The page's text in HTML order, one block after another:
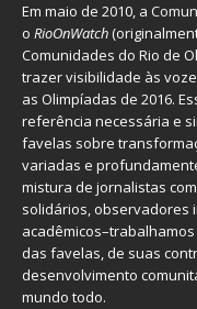
Em maio de 2010, a
o RioOnWatch
Comunidades do Rio de
trazer visibilidade às
as Olimpíadas de 2016.
referência necessária e
favelas sobre
variadas e
mistura de jornalistas
solidários, observadores
das favelas, de suas
desenvolvimento
mundo todo.